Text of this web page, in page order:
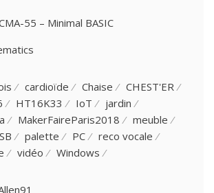
55 – Minimal BASIC
cardioïde Chaise
CHEST'ER
HT16K33 IoT
jardin
MakerFaireParis2018
meuble
palette PC
reco vocale
vidéo Windows